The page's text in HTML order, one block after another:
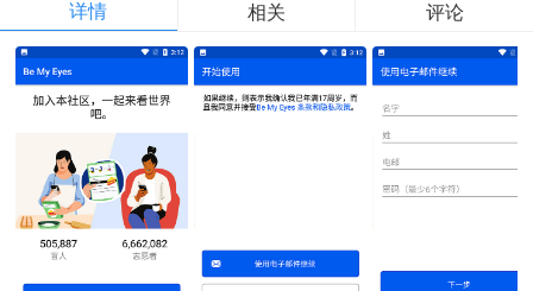
详情 相关 评论